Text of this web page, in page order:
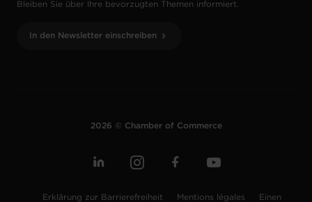
Bleiben Sie über Ihre bevorzugten Themen informiert.
In den Newsletter einschreiben
2026 © Chamber of Commerce
Erklärung zur Barrierefreiheit Mentions légales Einen